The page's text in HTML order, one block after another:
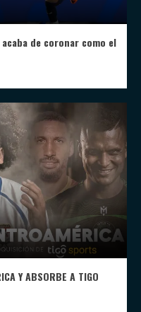
acaba de coronar como el
Y ABSORBE A TIGO